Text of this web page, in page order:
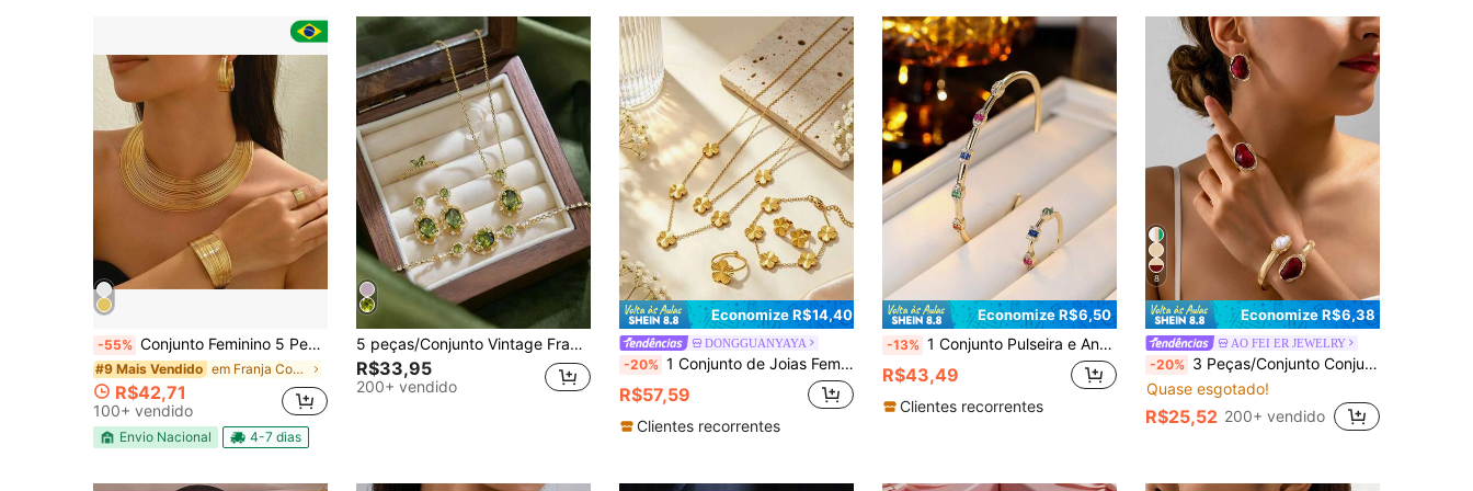
-55% Conjunto Feminino 5 Peças com Choker, Colar, Brincos, Pulseira e Anel, Estilo Moderno e Sofisticado
#9 Mais Vendido em Franja Conjuntos De Jóias Femininas
R$42,71
100+ vendido
Envio Nacional 4-7 dias
5 peças/Conjunto Vintage Francês Verde Oliva Conjunto de Joias, Incluindo Colar, Brincos, Anel, Pulseira, Com Design Delicado de Borboleta e Geométrico Combinando, Elegante para Uso Diário e Festa para Mulheres, Presente Ideal para Namorada/Mãe/Amiga
R$33,95
200+ vendido
Economize R$14,40
DONGGUANYAYA
-20% 1 Conjunto de Joias Femininas de Estilo Elegante em Aço Inoxidável com Incrustação de Vidro em Forma de Trevo de Quatro Folhas, Adequado para Banquete, Festa e Uso em Férias
R$57,59
Clientes recorrentes
Economize R$6,50
-13% 1 Conjunto Pulseira e Anel de Contas Coloridas do Arco-Íris, Conjunto de Joias Versátil Incrustado de Strass Luxuoso e Resistente à Descoloração, Presente para Mulheres
R$43,49
Clientes recorrentes
8
Economize R$6,38
AO FEI ER JEWELRY
-20% 3 Peças/Conjunto Conjunto de Joias de Pérola Barroca Assimétrica, Brincos, Anel, Conjunto de Joias de Pérola de Estilo Vintage Luxuoso Europeu e Americano, Conjunto de Joias Elegante e Romântico, Presente de Joias Adequado para Uso Diário, Férias, Encontros, Banquetes, Festas e Presentes de Feriado
Quase esgotado!
R$25,52 200+ vendido